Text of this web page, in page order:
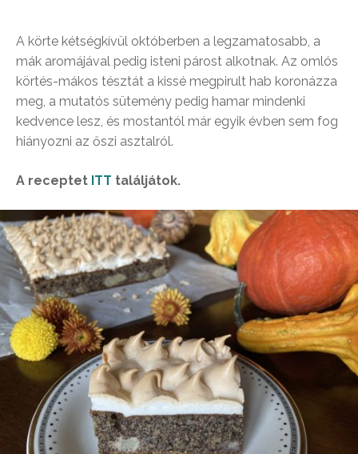
A körte kétségkívül októberben a legzamatosabb, a
mák aromájával pedig isteni párost alkotnak. Az omlós
körtés-mákos tésztát a kissé megpirult hab koronázza
meg, a mutatós sütemény pedig hamar mindenki
kedvence lesz, és mostantól már egyik évben sem fog
hiányozni az őszi asztalról.
A receptet ITT találjátok.